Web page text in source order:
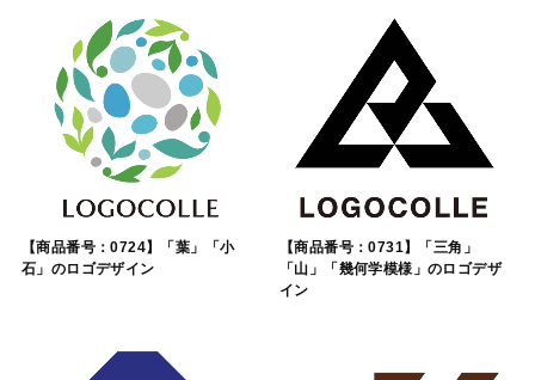
【商品番号：0724】「葉」「小
石」のロゴデザイン
【商品番号：0731】「三角」
「山」「幾何学模様」のロゴデザ
イン